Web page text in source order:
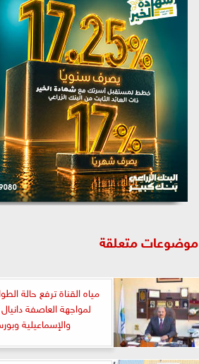
موضوعات متعلقة
مياه القناة ترفع حالة
لمواجهة العاصفة
والإسماعيلية